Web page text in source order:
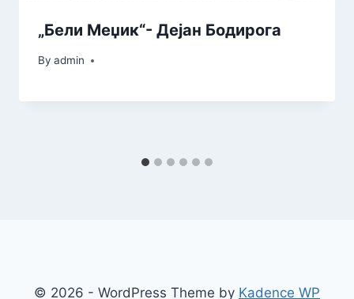
„Бели Меџик“- Дејан Бодирога
By admin
© 2026 - WordPress Theme by Kadence WP